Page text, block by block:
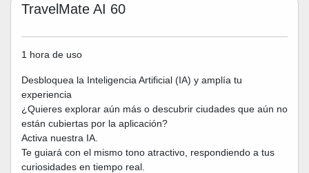
TravelMate AI 60
1 hora de uso
Desbloquea la Inteligencia Artificial (IA) y amplía tu
experiencia
¿Quieres explorar aún más o descubrir ciudades que aún no
están cubiertas por la aplicación?
Activa nuestra IA.
Te guiará con el mismo tono atractivo, respondiendo a tus
curiosidades en tiempo real.